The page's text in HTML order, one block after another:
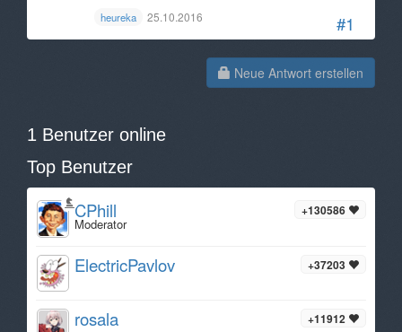
#1
heureka 25.10.2016
Neue Antwort erstellen
1 Benutzer online
Top Benutzer
+130586
CPhill
Moderator
+37203
ElectricPavlov
+11912
rosala